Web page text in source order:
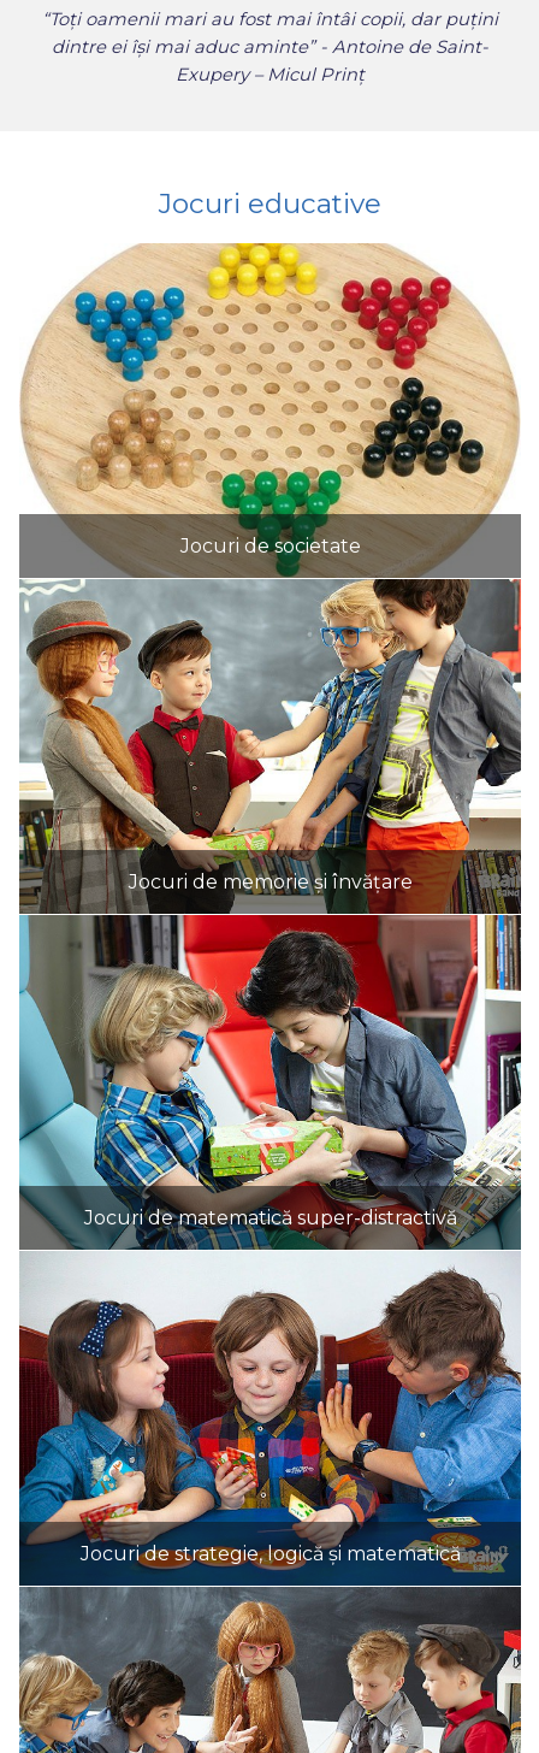
“Toți oamenii mari au fost mai întâi copii, dar puțini
dintre ei își mai aduc aminte” - Antoine de Saint-
Exupery – Micul Prinț
Jocuri educative
Jocuri de societate
Jocuri de memorie și învățare
Jocuri de matematică super-distractivă
Jocuri de strategie, logică și matematică